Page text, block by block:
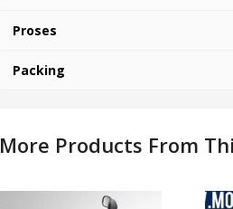
Proses
Packing
More Products From